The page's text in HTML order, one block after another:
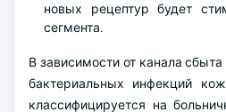
новых рецептур будет
сегмента.
В зависимости от канала
бактериальных инфекций
классифицируется на